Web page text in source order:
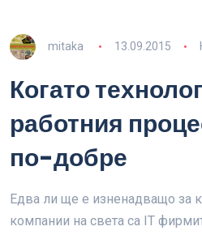
mitaka 13.09.2015
Когато
работния
по-добре
Едва ли ще е изненадващо за
компании на света са IT